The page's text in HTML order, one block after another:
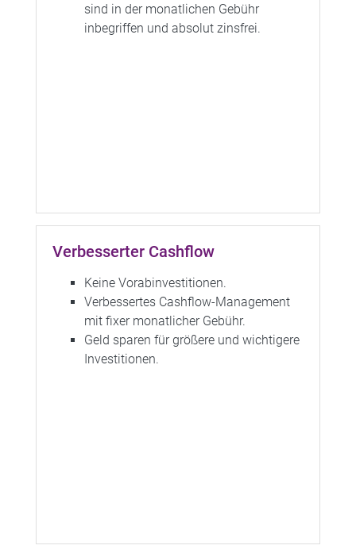
sind in der monatlichen Gebühr
inbegriffen und absolut zinsfrei.
Verbesserter Cashflow
Keine Vorabinvestitionen.
Verbessertes Cashflow-Management
mit fixer monatlicher Gebühr.
Geld sparen für größere und wichtigere
Investitionen.